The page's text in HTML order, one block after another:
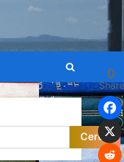
Toggle
search
form
0
Cerca